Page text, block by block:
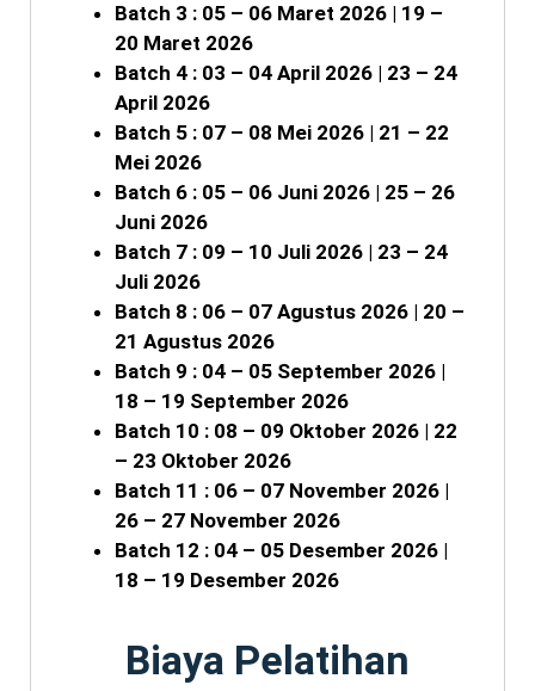
Batch 3 : 05 – 06 Maret 2026 | 19 –
20 Maret 2026
Batch 4 : 03 – 04 April 2026 | 23 – 24
April 2026
Batch 5 : 07 – 08 Mei 2026 | 21 – 22
Mei 2026
Batch 6 : 05 – 06 Juni 2026 | 25 – 26
Juni 2026
Batch 7 : 09 – 10 Juli 2026 | 23 – 24
Juli 2026
Batch 8 : 06 – 07 Agustus 2026 | 20 –
21 Agustus 2026
Batch 9 : 04 – 05 September 2026 |
18 – 19 September 2026
Batch 10 : 08 – 09 Oktober 2026 | 22
– 23 Oktober 2026
Batch 11 : 06 – 07 November 2026 |
26 – 27 November 2026
Batch 12 : 04 – 05 Desember 2026 |
18 – 19 Desember 2026
Biaya Pelatihan